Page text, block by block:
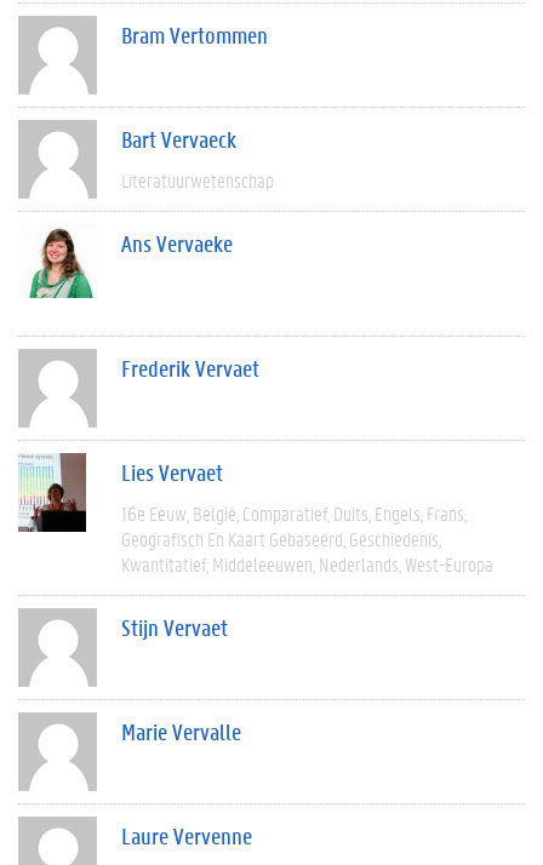
Bram Vertommen
Bart Vervaeck
Literatuurwetenschap
Ans Vervaeke
Frederik Vervaet
Lies Vervaet
16e Eeuw België Comparatief Duits Engels Frans
Geografisch En Kaart Gebaseerd Geschiedenis
Kwantitatief Middeleeuwen Nederlands West-Europa
Stijn Vervaet
Marie Vervalle
Laure Vervenne